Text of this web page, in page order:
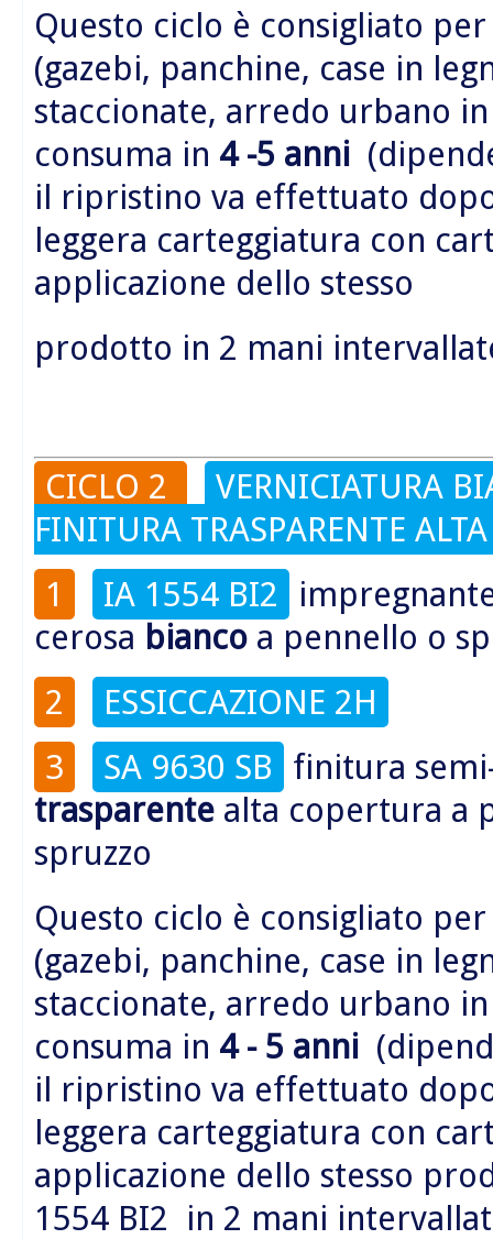
Questo ciclo è consigliato
(gazebi, panchine, case in
staccionate, arredo urbano
consuma in 4 -5 anni
il ripristino va effettuato
leggera carteggiatura con
applicazione dello stesso
prodotto in 2 mani
CICLO 2
VERNICIATURA
FINITURA TRASPARENTE
1
IA 1554 BI2
cerosa bianco a pennello o
2
ESSICCAZIONE 2H
3
SA 9630 SB finitura
trasparente alta copertura a
spruzzo
Questo ciclo è consigliato
(gazebi, panchine, case in
staccionate, arredo urbano
consuma in 4 - 5 anni
il ripristino va effettuato
leggera carteggiatura con
applicazione dello stesso
1554 BI2 in 2 mani